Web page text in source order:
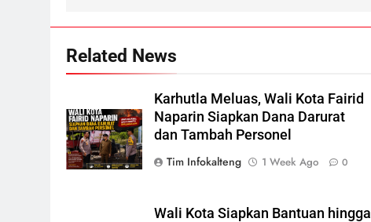
Related News
Karhutla Meluas, Wali Kota Fairid
Naparin Siapkan Dana Darurat
dan Tambah Personel
Tim Infokalteng
1 Week Ago 0
Wali Kota Siapkan Bantuan hingga
Uzumaki, D. Luffy, Shinchan,
7
GIS Mulai Diterapkan di
Palangka Raya
ECONOMY
8
Manajemen FEB UPR Cetak
Program Magang Berdampak
ECONOMY